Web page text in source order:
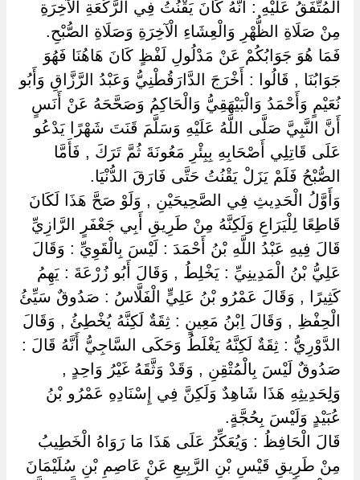
الْمُتَّفَقُ عَلَيْهِ : أَنَّهُ كَانَ يَقْنُتُ فِي الرَّكْعَةِ الْآخِرَةِ
مِنْ صَلَاةِ الظُّهْرِ وَالْعِشَاءِ الْآخِرَةِ وَصَلَاةِ الصُّبْحِ.
فَمَا هُوَ جَوَابُكُمْ عَنْ مَدْلُولِ لَفْظٍ كَانَ هَاهُنَا فَهُوَ
جَوَابُنَا , قَالُوا : أَخْرَجَ الدَّارَقُطْنِيُّ وَعَبْدُ الرَّزَّاقِ وَأَبُو
نُعَيْمٍ وَأَحْمَدُ وَالْبَيْهَقِيُّ وَالْحَاكِمُ وَصَحَّحَهُ عَنْ أَنَسٍ
أَنَّ النَّبِيَّ صَلَّى اللَّهُ عَلَيْهِ وَسَلَّمَ قَنَتَ شَهْرًا يَدْعُو
عَلَى قَاتِلِي أَصْحَابِهِ بِبِئْرِ مَعُونَةَ ثُمَّ تَرَكَ , فَأَمَّا
الصُّبْحُ فَلَمْ يَزَلْ يَقْنُتُ حَتَّى فَارَقَ الدُّنْيَا.
وَأَوَّلُ الْحَدِيثِ فِي الصَّحِيحَيْنِ , وَلَوْ صَحَّ هَذَا لَكَانَ
قَاطِعًا لِلْيَرَاعِ وَلَكِنَّهُ مِنْ طَرِيقِ أَبِي جَعْفَرٍ الرَّازِيِّ
قَالَ فِيهِ عَبْدُ اللَّهِ بْنُ أَحْمَدَ : لَيْسَ بِالْقَوِيِّ : وَقَالَ
عَلِيُّ بْنُ الْمَدِينِيِّ : يَخْلِطُ , وَقَالَ أَبُو زُرْعَةَ : يَهِمُ
كَثِيرًا , وَقَالَ عَمْرُو بْنُ عَلِيٍّ الْفَلَّاسُ : صَدُوقٌ سَيِّئُ
الْحِفْظِ , وَقَالَ اِبْنُ مَعِينٍ : ثِقَةٌ لَكِنَّهُ يُخْطِئُ , وَقَالَ
الدَّوْرِيُّ : ثِقَةٌ لَكِنَّهُ يَغْلَطُ وَحَكَى السَّاجِيُّ أَنَّهُ قَالَ :
صَدُوقٌ لَيْسَ بِالْمُتْقِنِ , وَقَدْ وَثَّقَهُ غَيْرُ وَاحِدٍ ,
وَلِحَدِيثِهِ هَذَا شَاهِدٌ وَلَكِنَّ فِي إِسْنَادِهِ عَمْرُو بْنُ
عُبَيْدٍ وَلَيْسَ بِحُجَّةٍ.
قَالَ الْحَافِظُ : وَيُعَكِّرُ عَلَى هَذَا مَا رَوَاهُ الْخَطِيبُ
مِنْ طَرِيقِ قَيْسِ بْنِ الرَّبِيعِ عَنْ عَاصِمِ بْنِ سُلَيْمَانَ